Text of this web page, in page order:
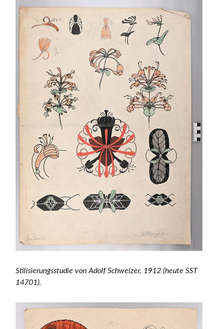
Stilisierungsstudie von Adolf Schweizer, 1912 (heute SST
14701).